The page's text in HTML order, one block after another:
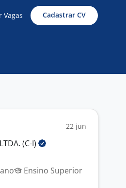
Vagas Cadastrar CV
22 jun
(C-I)
Ensino Superior